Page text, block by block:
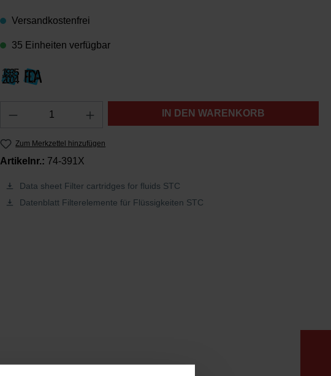
Versandkostenfrei
35 Einheiten verfügbar
Produkt Anzahl: Gib den gewünschten Wert ein
IN DEN WARENKORB
Zum Merkzettel hinzufügen
Artikelnr.: 74-391X
Data sheet Filter cartridges for fluids STC
Datenblatt Filterelemente für Flüssigkeiten STC